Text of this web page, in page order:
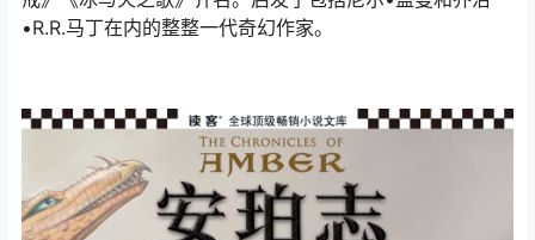
•R.R.马丁在内的整整一代奇幻作家。